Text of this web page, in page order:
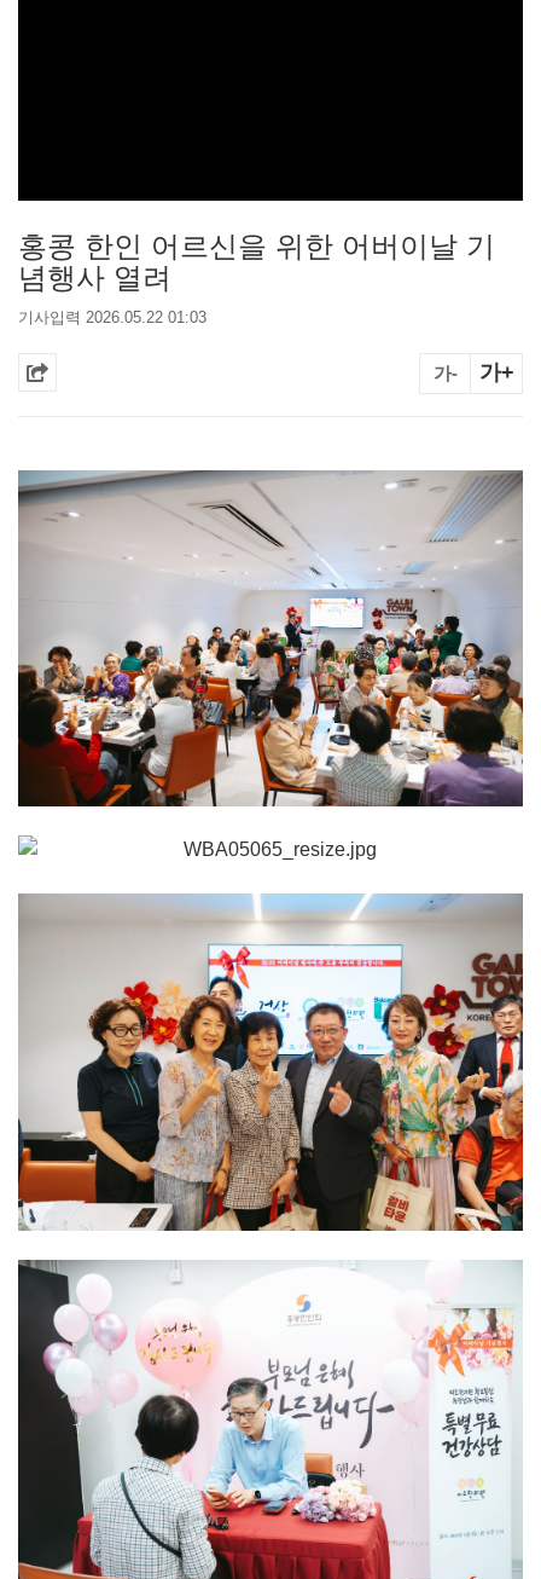
홍콩 한인 어르신을 위한 어버이날 기
념행사 열려
기사입력 2026.05.22 01:03
가- 가+